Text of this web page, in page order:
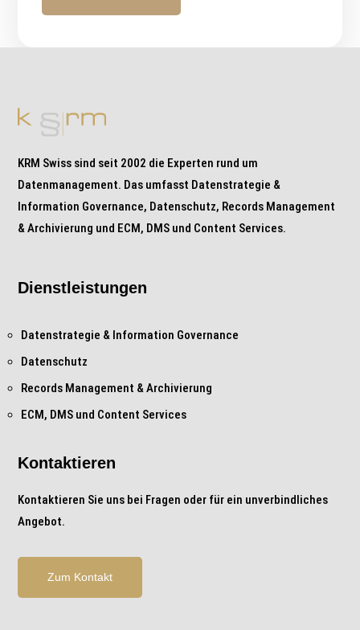
KRM Swiss sind seit 2002 die Experten rund um
Datenmanagement. Das umfasst Datenstrategie &
Information Governance, Datenschutz, Records Management
& Archivierung und ECM, DMS und Content Services.
Dienstleistungen
Datenstrategie & Information Governance
Datenschutz
Records Management & Archivierung
ECM, DMS und Content Services
Kontaktieren
Kontaktieren Sie uns bei Fragen oder für ein unverbindliches
Angebot.
Zum Kontakt